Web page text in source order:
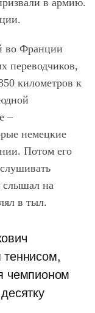
в армию.
во Франции
переводчиков,
километров к
–
немецкие
Потом его
слышал на
в тыл.
теннисом,
чемпионом